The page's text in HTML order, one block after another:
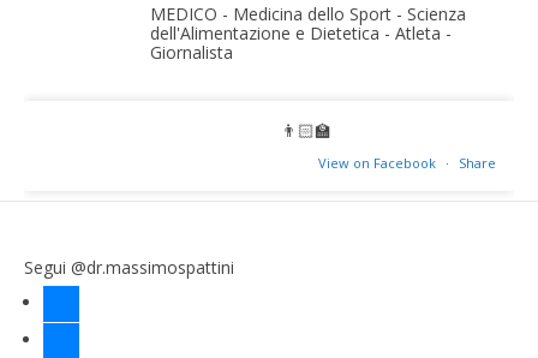
MEDICO - Medicina dello Sport - Scienza
dell'Alimentazione e Dietetica - Atleta -
Giornalista
👨🏻‍🏫
View on Facebook · Share
Segui @dr.massimospattini